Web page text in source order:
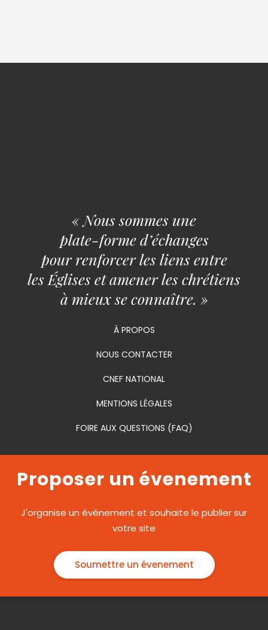
« Nous sommes une
plate-forme d’échanges
pour renforcer les liens entre
les Églises et amener les chrétiens
à mieux se connaître. »
À PROPOS
NOUS CONTACTER
CNEF NATIONAL
MENTIONS LÉGALES
FOIRE AUX QUESTIONS (FAQ)
Proposer un évenement
J'organise un événement et souhaite le publier sur
votre site
Soumettre un évenement